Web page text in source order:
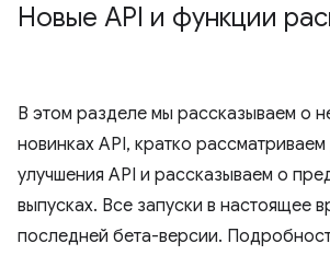
Новые API и функции
В этом разделе мы рассказываем о
новинках API, кратко рассматриваем
улучшения API и рассказываем о
выпусках. Все запуски в настоящее
последней бета-версии.